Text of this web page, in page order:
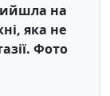
на
яка не
Фото